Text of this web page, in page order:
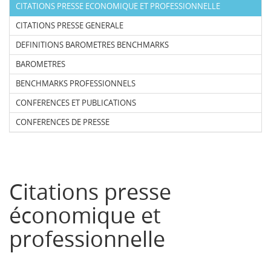
CITATIONS PRESSE ECONOMIQUE ET PROFESSIONNELLE
CITATIONS PRESSE GENERALE
DEFINITIONS BAROMETRES BENCHMARKS
BAROMETRES
BENCHMARKS PROFESSIONNELS
CONFERENCES ET PUBLICATIONS
CONFERENCES DE PRESSE
Citations presse
économique et
professionnelle